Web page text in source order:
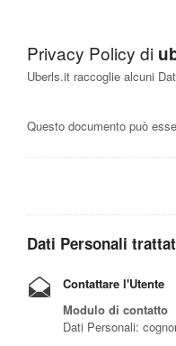
Privacy Policy di
Uberls.it raccoglie alcuni
Questo documento può
Dati Personali
Contattare l'Utente
Modulo di contatto
Dati Personali: